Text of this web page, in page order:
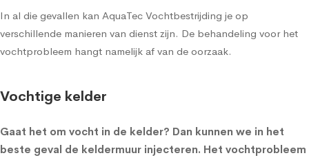
In al die gevallen kan AquaTec Vochtbestrijding je op
verschillende manieren van dienst zijn. De behandeling voor het
vochtprobleem hangt namelijk af van de oorzaak.
Vochtige kelder
Gaat het om vocht in de kelder? Dan kunnen we in het
beste geval de keldermuur injecteren. Het vochtprobleem